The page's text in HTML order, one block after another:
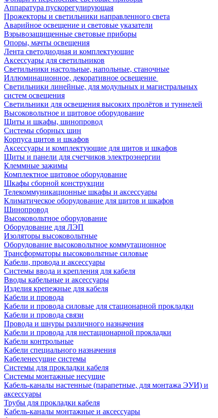
Аппаратура пускорегулирующая
Прожекторы и светильники направленного света
Аварийное освещение и световые указатели
Взрывозащищенные световые приборы
Опоры, мачты освещения
Лента светодиодная и комплектующие
Аксессуары для светильников
Светильники настольные, напольные, станочные
Иллюминационное, декоративное освещение
Светильники линейные, для модульных и магистральных
систем освещения
Светильники для освещения высоких пролётов и туннелей
Высоковольтное и щитовое оборудование
Щиты и шкафы, шинопровод
Системы сборных шин
Корпуса щитов и шкафов
Аксессуары и комплектующие для щитов и шкафов
Щиты и панели для счетчиков электроэнергии
Клеммные зажимы
Комплектное щитовое оборудование
Шкафы сборной конструкции
Телекоммуникационные шкафы и аксессуары
Климатическое оборудование для щитов и шкафов
Шинопровод
Высоковольтное оборудование
Оборудование для ЛЭП
Изоляторы высоковольтные
Оборудование высоковольтное коммутационное
Трансформаторы высоковольтные силовые
Кабели, провода и аксессуары
Системы ввода и крепления для кабеля
Вводы кабельные и аксессуары
Изделия крепежные для кабеля
Кабели и провода
Кабели и провода силовые для стационарной прокладки
Кабели и провода связи
Провода и шнуры различного назначения
Кабели и провода для нестационарной прокладки
Кабели контрольные
Кабели специального назначения
Кабеленесущие системы
Системы для прокладки кабеля
Системы монтажные несущие
Кабель-каналы настенные (парапетные, для монтажа ЭУИ) и
аксессуары
Трубы для прокладки кабеля
Кабель-каналы монтажные и аксессуары